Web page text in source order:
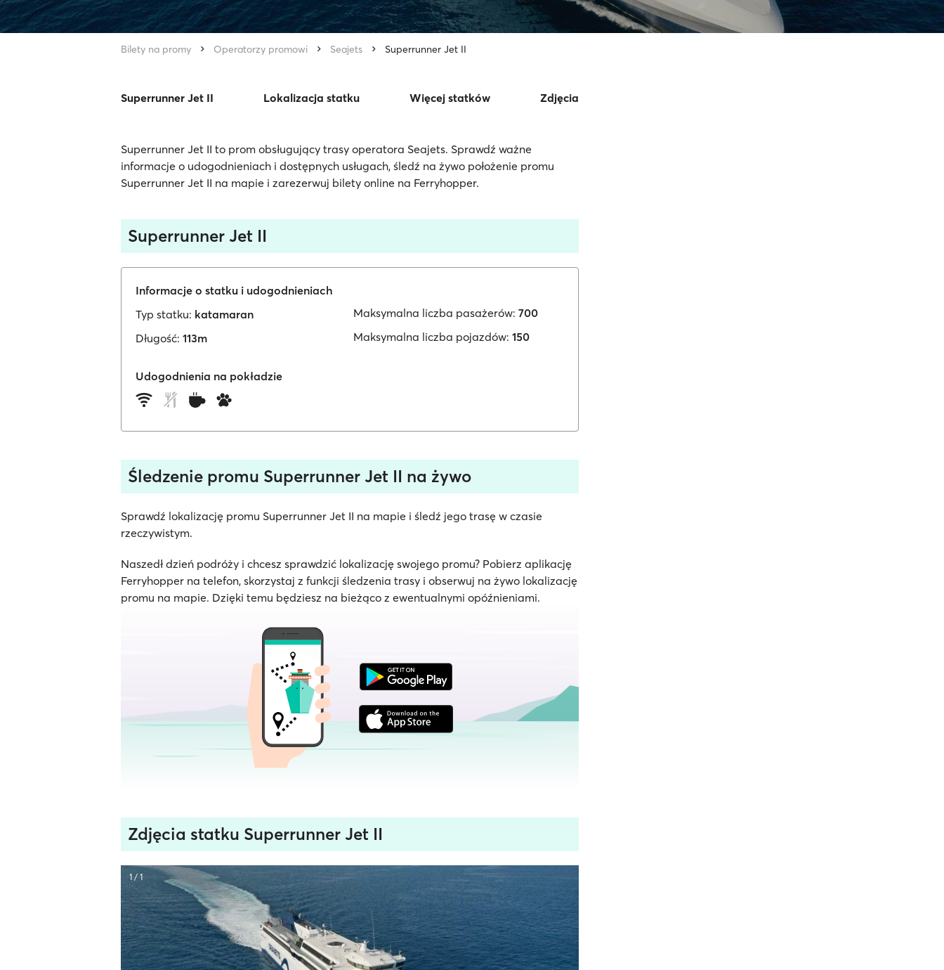
Bilety na promy Operatorzy promowi Seajets Superrunner Jet II
Superrunner Jet II Lokalizacja statku Więcej statków Zdjęcia
Superrunner Jet II to prom obsługujący trasy operatora Seajets. Sprawdź ważne
informacje o udogodnieniach i dostępnych usługach, śledź na żywo położenie promu
Superrunner Jet II na mapie i zarezerwuj bilety online na Ferryhopper.
Superrunner Jet II
Informacje o statku i udogodnieniach
Typ statku: katamaran
Długość: 113m
Maksymalna liczba pasażerów: 700
Maksymalna liczba pojazdów: 150
Udogodnienia na pokładzie
Śledzenie promu Superrunner Jet II na żywo
Sprawdź lokalizację promu Superrunner Jet II na mapie i śledź jego trasę w czasie
rzeczywistym.
Naszedł dzień podróży i chcesz sprawdzić lokalizację swojego promu? Pobierz aplikację
Ferryhopper na telefon, skorzystaj z funkcji śledzenia trasy i obserwuj na żywo lokalizację
promu na mapie. Dzięki temu będziesz na bieżąco z ewentualnymi opóźnieniami.
Zdjęcia statku Superrunner Jet II
1 / 1